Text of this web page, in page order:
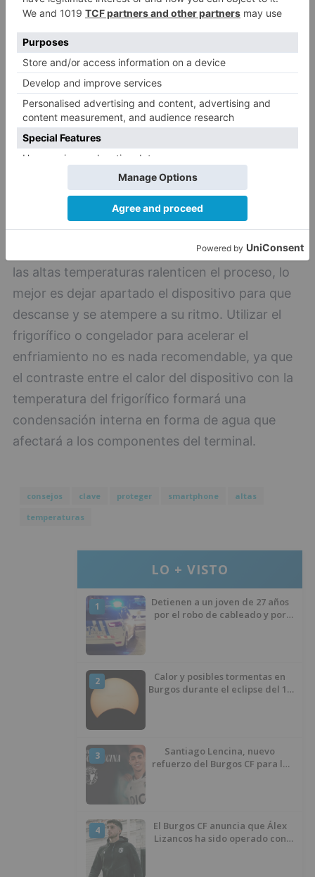
Seguir los consejos anteriores ayudará a reducir
el calor en los dispositivos, pero la paciencia
también es fundamental. En los días en los que
las altas temperaturas ralenticen el proceso, lo
mejor es dejar apartado el dispositivo para que
descanse y se atempere a su ritmo. Utilizar el
frigorífico o congelador para acelerar el
enfriamiento no es nada recomendable, ya que
el contraste entre el calor del dispositivo con la
temperatura del frigorífico formará una
condensación interna en forma de agua que
afectará a los componentes del terminal.
consejos clave proteger smartphone
altas
temperaturas
LO + VISTO
1
Detienen a un joven de 27 años
por el robo de cableado y por
2
Calor y posibles tormentas en
Burgos durante el eclipse del 12
3
Santiago Lencina, nuevo
refuerzo del Burgos CF para la
4
El Burgos CF anuncia que Álex
Lizancos ha sido operado con